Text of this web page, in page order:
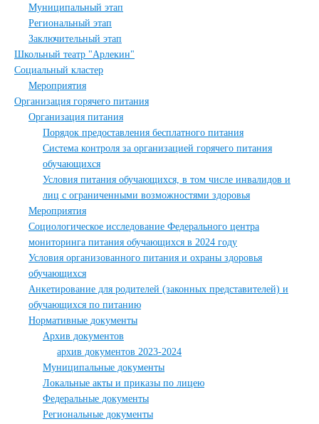
Муниципальный этап
Региональный этап
Заключительный этап
Школьный театр "Арлекин"
Социальный кластер
Мероприятия
Организация горячего питания
Организация питания
Порядок предоставления бесплатного питания
Система контроля за организацией горячего питания
обучающихся
Условия питания обучающихся, в том числе инвалидов и
лиц с ограниченными возможностями здоровья
Мероприятия
Социологическое исследование Федерального центра
мониторинга питания обучающихся в 2024 году
Условия организованного питания и охраны здоровья
обучающихся
Анкетирование для родителей (законных представителей) и
обучающихся по питанию
Нормативные документы
Архив документов
архив документов 2023-2024
Муниципальные документы
Локальные акты и приказы по лицею
Федеральные документы
Региональные документы